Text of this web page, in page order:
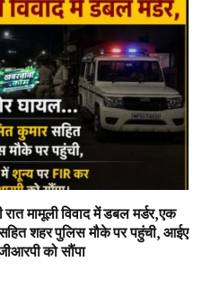
मामूली विवाद में डबल मर्डर,एक
शहर पुलिस मौके पर पहुंची, आईए
को सौंपा